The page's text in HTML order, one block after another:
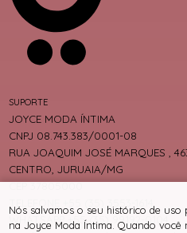
SUPORTE
JOYCE MODA ÍNTIMA
CNPJ 08.743.383/0001-08
RUA JOAQUIM JOSÉ MARQUES ,
CENTRO, JURUAIA/MG
CEP 37805000
WHATSAPP +55 (35) 99192-0104
Nós salvamos o seu histórico de
na Joyce Moda Íntima. Quando você